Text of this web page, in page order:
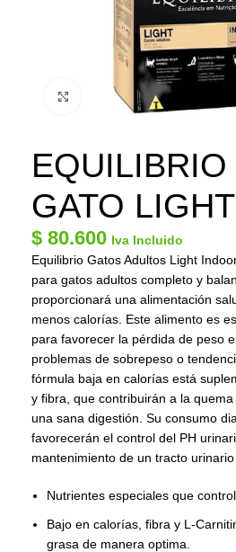
Click to enlarge
EQUILIBRIO
GATO
$ 80.600 Iva Incluido
Equilibrio Gatos Adultos Light
para gatos adultos completo y
proporcionará una alimentación
menos calorías. Este alimento es
para favorecer la pérdida de peso
problemas de sobrepeso o
fórmula baja en calorías está
y fibra, que contribuirán a la
una sana digestión. Su consumo
favorecerán el control del PH
mantenimiento de un tracto urinario
Nutrientes especiales que
Bajo en calorías, fibra y L-
grasa de manera optima.